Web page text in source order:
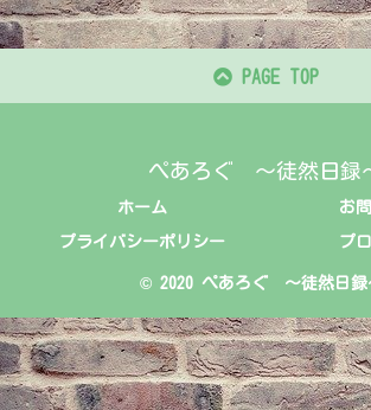
PAGE TOP
ぺあろぐ ～徒然日録
ホーム お
プライバシーポリシー プ
© 2020 ぺあろぐ ～徒然日録